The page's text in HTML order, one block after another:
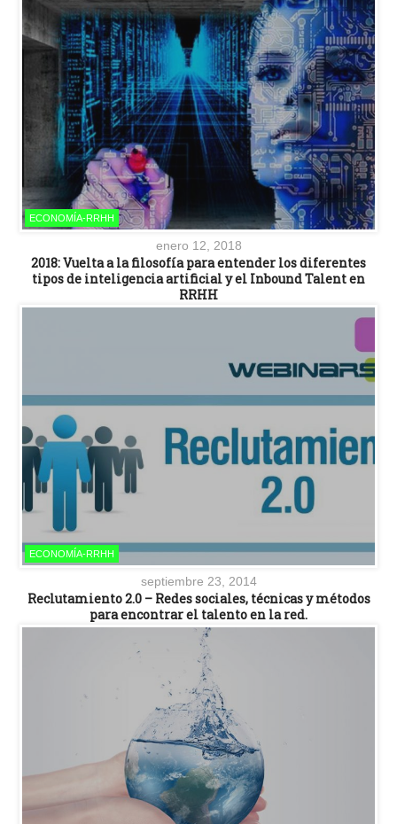
ECONOMÍA-RRHH
enero 12, 2018
2018: Vuelta a la filosofía para entender los diferentes
tipos de inteligencia artificial y el Inbound Talent en
RRHH
ECONOMÍA-RRHH
septiembre 23, 2014
Reclutamiento 2.0 – Redes sociales, técnicas y métodos
para encontrar el talento en la red.